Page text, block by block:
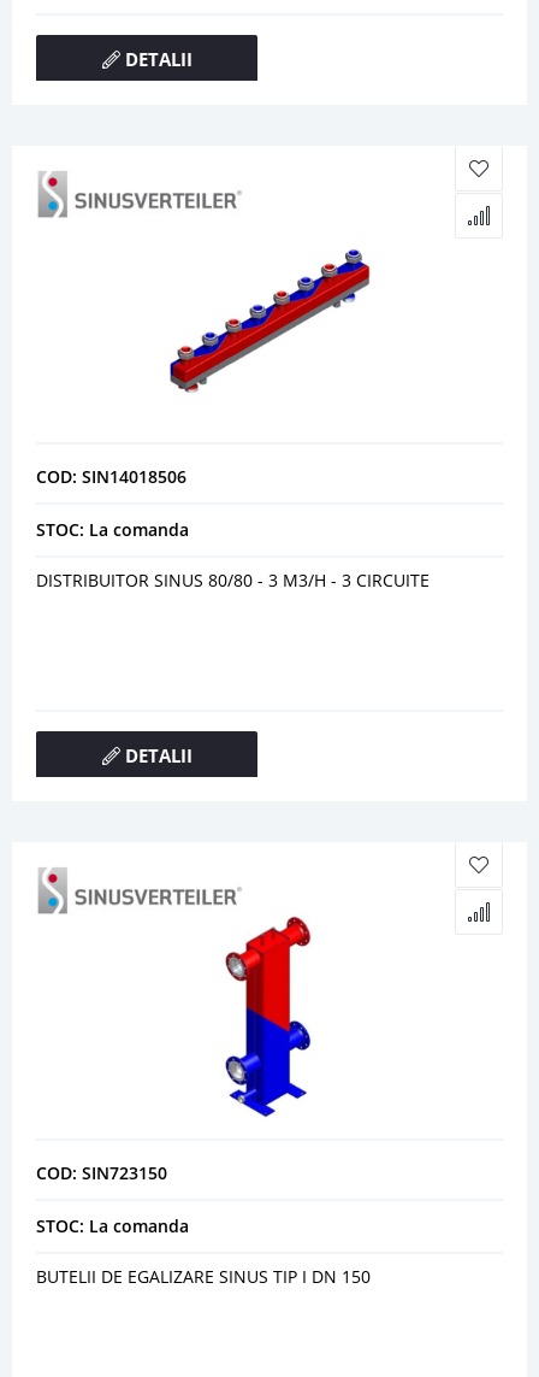
DETALII
COD: SIN14018506
STOC: La comanda
DISTRIBUITOR SINUS 80/80 - 3 M3/H - 3 CIRCUITE
DETALII
COD: SIN723150
STOC: La comanda
BUTELII DE EGALIZARE SINUS TIP I DN 150